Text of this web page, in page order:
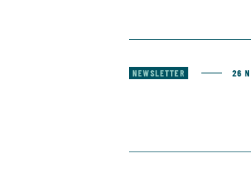
NEWSLETTER 26